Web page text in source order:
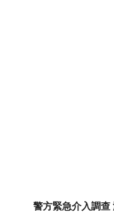
警方緊急介入調查 澳門籍男子利用換匯業務掩